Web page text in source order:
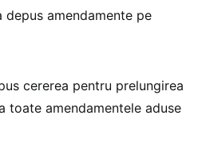
amendamente pe
cererea pentru prelungirea
toate amendamentele aduse